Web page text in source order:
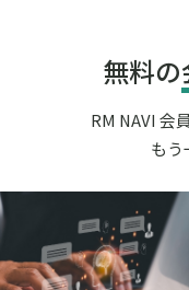
無料の
RM NAVI 会
もう